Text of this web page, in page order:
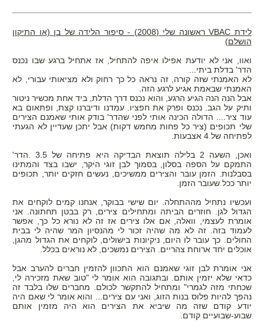
לידת VBAC ראשונה שלי (2008) - סיפור הלידה של בן (או התיקון
הושלם)
ואוו, אני לא יודעת אפילו איפה להתחיל, אז אתחיל ברגע שבו נכנס
הדר' בדלת ביתי...
לא האמנתי שזה קורה, זה נראה כל כך רחוק ולא מציאותי עבורי, לא
האמנתי שבאמת אגיע לרגע הזה.
אבל הנה הנה הגיע הרגע, והוא נכנס דרך הדלת, ביד אחת מכשיר ניטור
ותיק על הגב. נכנס ופרק את חפציו. עמדנו ודיברנו קצת, ופתאום בא
עוד ציר.... הדולה הכינה אותי לפני שהדר' בודק אותי שאמנם הצירים
שלי תכופים (ציר כל פחות מחמש דקות) אבל יתכן שעדיין לא הגעתי
לפתיחה של 4 אצבעות.
ואכן, השעה 2 בלילה תוצאת הבדיקה היא פתיחה של 3.5 .הדר'
התמקם על הספה בסלון, בסמוך לבן זוגי היקר, ישבו בצד והמתינו
בסבלנות. הזמן עובר והצירים ממשיכים, נעשים חזקים יותר, תכופים
יותר ככל שעובר הזמן.
ועכשיו נתחיל מההתחלה. יום שישי בבוקר, אנחנו קמים לוקחים את
הגדול לגן. חוזרים הביתה ומתחילים צירים, רק בבטן תחתונה. אני
אומרת לעצמי, וואלה, אם אלו צירים אז זה לא נורא כל כך, אפשר
לעמוד בזה. זה לא מה שהיה זכור לי מהנסיון המר שהיה לי בבית
החולים. כך עובר לו היום, ניקיונות בישולים, לוקחים את הגדול מהגן,
אוכלים יחד ארוחת צהריים. הצירים נמשכים, לא נוראים בכלל.
אני אומרת לבן זוגי שאמנם הוא התכוון להזמין חברים להערב אבל
כדאי שלא יזמין אותם. ובתגובה הוא אומר לי "טוב שאת מזכירה לי,
שכחתי מזה לגמרי" ומתחיל להתקשר לכולם. מחברים שלו בלבד זה
נהפך להיות פלוס בנות הזוג, ואני עם צירים... והוא אומר לי שאם היה
יודע קודם שזה מה שיביא את הצירים הוא היה מזמין אותם
שבוע-שבועיים קודם.